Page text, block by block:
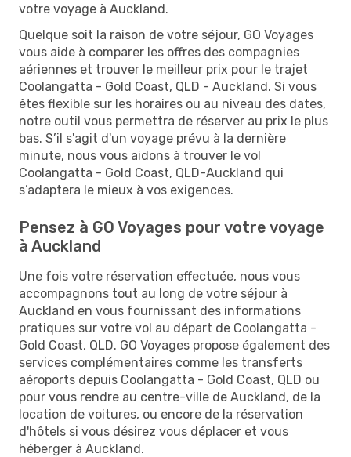
votre voyage à Auckland.
Quelque soit la raison de votre séjour, GO Voyages
vous aide à comparer les offres des compagnies
aériennes et trouver le meilleur prix pour le trajet
Coolangatta - Gold Coast, QLD - Auckland. Si vous
êtes flexible sur les horaires ou au niveau des dates,
notre outil vous permettra de réserver au prix le plus
bas. S’il s'agit d'un voyage prévu à la dernière
minute, nous vous aidons à trouver le vol
Coolangatta - Gold Coast, QLD-Auckland qui
s’adaptera le mieux à vos exigences.
Pensez à GO Voyages pour votre voyage
à Auckland
Une fois votre réservation effectuée, nous vous
accompagnons tout au long de votre séjour à
Auckland en vous fournissant des informations
pratiques sur votre vol au départ de Coolangatta -
Gold Coast, QLD. GO Voyages propose également des
services complémentaires comme les transferts
aéroports depuis Coolangatta - Gold Coast, QLD ou
pour vous rendre au centre-ville de Auckland, de la
location de voitures, ou encore de la réservation
d'hôtels si vous désirez vous déplacer et vous
héberger à Auckland.